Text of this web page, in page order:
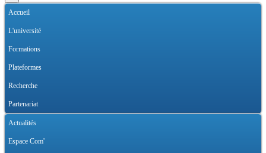
Accueil
L'université
Formations
Plateformes
Recherche
Partenariat
Actualités
Espace Com'